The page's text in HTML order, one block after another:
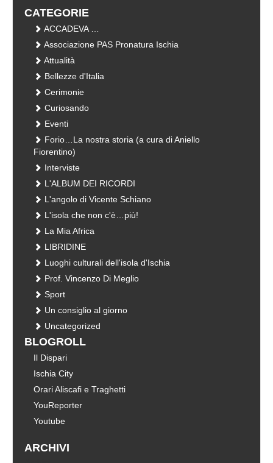
CATEGORIE
ACCADEVA …
Associazione PAS Pronatura Ischia
Attualità
Bellezze d'Italia
Cerimonie
Curiosando
Eventi
Forio…La nostra storia (a cura di Aniello
Fiorentino)
Interviste
L'ALBUM DEI RICORDI
L'angolo di Vicente Schiano
L'isola che non c'è…più!
La Mia Africa
LIBRIDINE
Luoghi culturali dell'isola d'Ischia
Prof. Vincenzo Di Meglio
Sport
Un consiglio al giorno
Uncategorized
BLOGROLL
Il Dispari
Ischia City
Orari Aliscafi e Traghetti
YouReporter
Youtube
ARCHIVI